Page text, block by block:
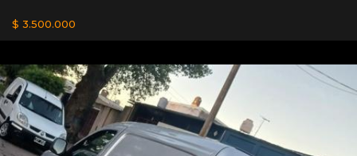
$ 3.500.000